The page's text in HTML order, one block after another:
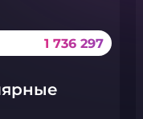
1 736 297